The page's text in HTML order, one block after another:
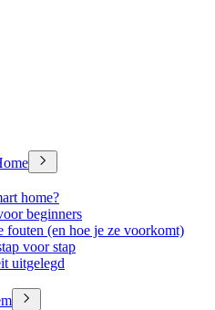
home?
beginners
fouten (en hoe je ze voorkomt)
voor stap
uitgelegd